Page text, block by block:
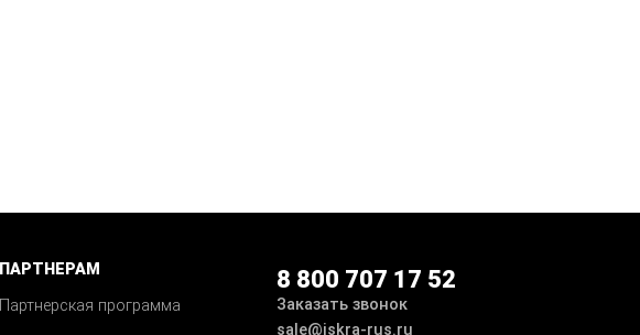
ПАРТНЕРАМ
Партнерская программа
8 800 707 17 52
Заказать звонок
sale@iskra-rus.ru